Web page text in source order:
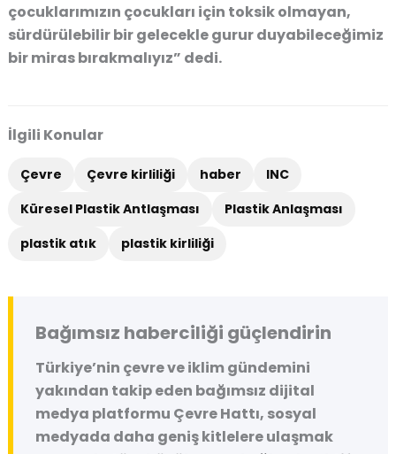
çocuklarımızın çocukları için toksik olmayan,
sürdürülebilir bir gelecekle gurur duyabileceğimiz
bir miras bırakmalıyız” dedi.
İlgili Konular
Çevre Çevre kirliliği haber
INC
Küresel Plastik Antlaşması
Plastik Anlaşması
plastik atık
plastik kirliliği
Bağımsız haberciliği güçlendirin
Türkiye’nin çevre ve iklim gündemini
yakından takip eden bağımsız dijital
medya platformu Çevre Hattı, sosyal
medyada daha geniş kitlelere ulaşmak